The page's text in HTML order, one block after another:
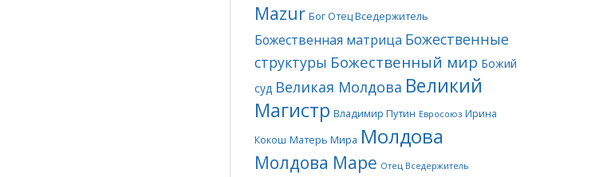
Mazur Бог Отец Вседержитель
Божественная матрица Божественные
структуры Божественный мир Божий
суд Великая Молдова Великий
Магистр Владимир Путин Евросоюз Ирина
Кокош Матерь Мира Молдова
Молдова Маре Отец Вседержитель